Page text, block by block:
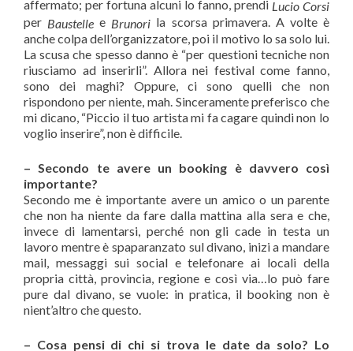
affermato; per fortuna alcuni lo fanno, prendi Lucio Corsi
per Baustelle e Brunori la scorsa primavera. A volte è
anche colpa dell’organizzatore, poi il motivo lo sa solo lui.
La scusa che spesso danno è “per questioni tecniche non
riusciamo ad inserirli”. Allora nei festival come fanno,
sono dei maghi? Oppure, ci sono quelli che non
rispondono per niente, mah. Sinceramente preferisco che
mi dicano, “Piccio il tuo artista mi fa cagare quindi non lo
voglio inserire”, non è difficile.
– Secondo te avere un booking è davvero così
importante?
Secondo me è importante avere un amico o un parente
che non ha niente da fare dalla mattina alla sera e che,
invece di lamentarsi, perché non gli cade in testa un
lavoro mentre è spaparanzato sul divano, inizi a mandare
mail, messaggi sui social e telefonare ai locali della
propria città, provincia, regione e così via…lo può fare
pure dal divano, se vuole: in pratica, il booking non è
nient’altro che questo.
– Cosa pensi di chi si trova le date da solo? Lo